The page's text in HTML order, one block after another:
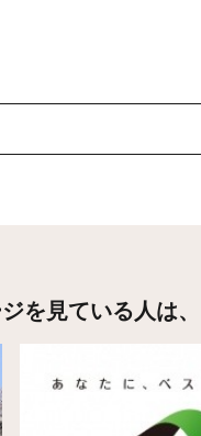
を見ている人は、